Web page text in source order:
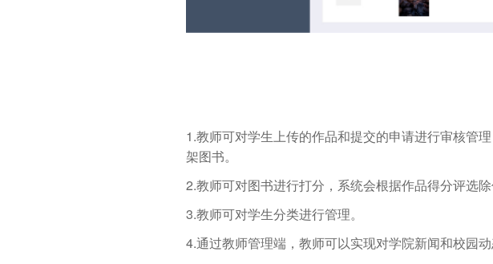
1.教师可对学生上传的作品和提交的申请进行审核管
架图书。
2.教师可对图书进行打分，系统会根据作品得分评选除
3.教师可对学生分类进行管理。
4.通过教师管理端，教师可以实现对学院新闻和校园